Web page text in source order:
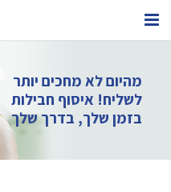
בעל חנות אינטרנטית
מהיום לא מחכים יותר
לשליח! איסוף חבילות
בזמן שלך, בדרך שלך